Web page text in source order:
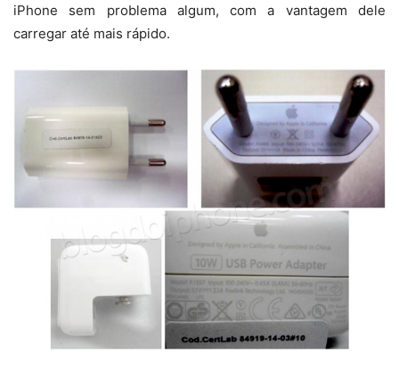
iPhone sem problema algum, com a vantagem dele
carregar até mais rápido.